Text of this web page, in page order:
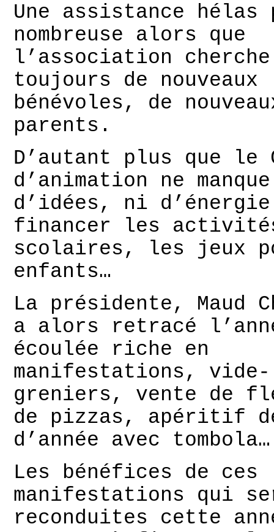
Une assistance hélas
nombreuse alors que
l’association cherche
toujours de nouveaux
bénévoles, de
parents.
D’autant plus que le
d’animation ne
d’idées, ni
financer les
scolaires, les jeux
enfants…
La présidente, Maud
a alors retracé
écoulée riche en
manifestations, vide-
greniers, vente de
de pizzas, apéritif
d’année avec tombola…
Les bénéfices de ces
manifestations qui
reconduites cette